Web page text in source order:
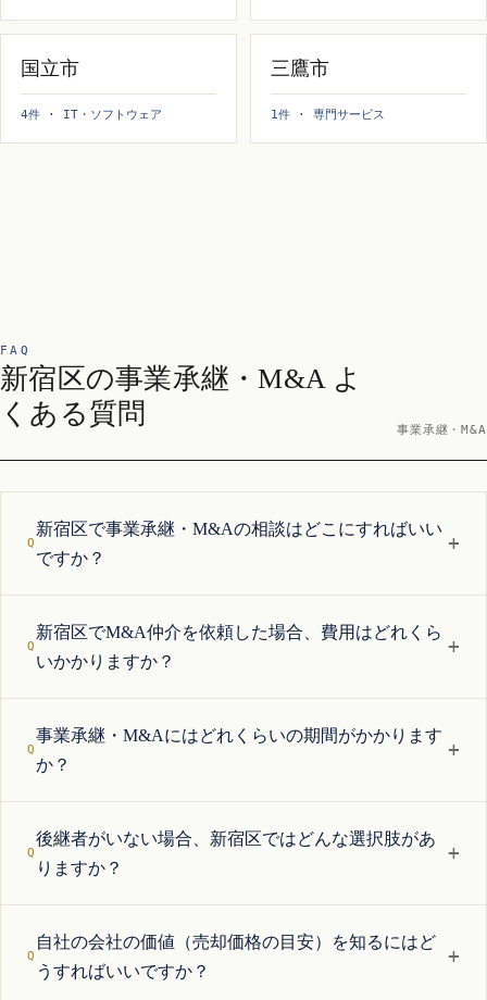
国立市
4件 · IT・ソフトウェア
三鷹市
1件 · 専門サービス
FAQ
新宿区の事業承継・M&A よ
くある質問
事業承継・M&A
新宿区で事業承継・M&Aの相談はどこにすればいい
ですか？
+
新宿区でM&A仲介を依頼した場合、費用はどれくら
いかかりますか？
+
事業承継・M&Aにはどれくらいの期間がかかります
か？
+
後継者がいない場合、新宿区ではどんな選択肢があ
りますか？
+
自社の会社の価値（売却価格の目安）を知るにはど
うすればいいですか？
+